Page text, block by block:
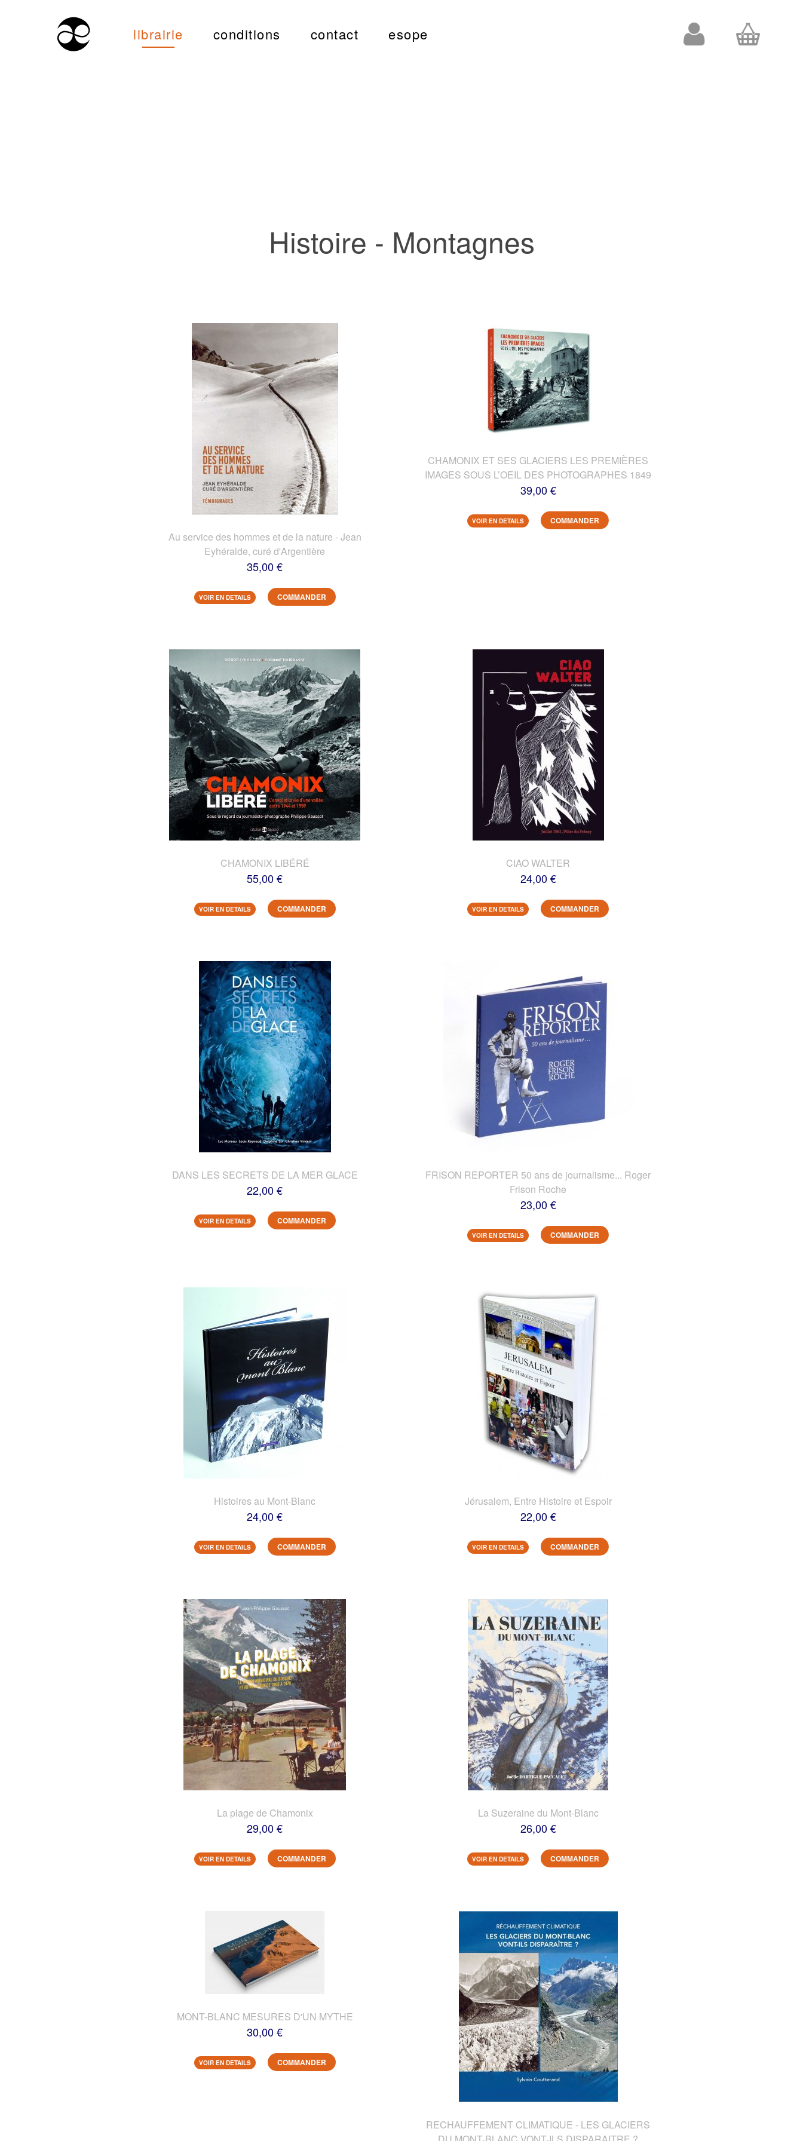
librairie conditions contact esope
Histoire - Montagnes
Au service des hommes et de la nature - Jean
Eyhéralde, curé d'Argentière
35,00 €
VOIR EN DETAILS COMMANDER
CHAMONIX ET SES GLACIERS LES PREMIÈRES
IMAGES SOUS L’OEIL DES PHOTOGRAPHES 1849
39,00 €
VOIR EN DETAILS COMMANDER
CHAMONIX LIBÉRÉ
55,00 €
VOIR EN DETAILS COMMANDER
CIAO WALTER
24,00 €
VOIR EN DETAILS COMMANDER
DANS LES SECRETS DE LA MER GLACE
22,00 €
VOIR EN DETAILS COMMANDER
FRISON REPORTER 50 ans de journalisme... Roger
Frison Roche
23,00 €
VOIR EN DETAILS COMMANDER
Histoires au Mont-Blanc
24,00 €
VOIR EN DETAILS COMMANDER
Jérusalem, Entre Histoire et Espoir
22,00 €
VOIR EN DETAILS COMMANDER
La plage de Chamonix
29,00 €
VOIR EN DETAILS COMMANDER
La Suzeraine du Mont-Blanc
26,00 €
VOIR EN DETAILS COMMANDER
MONT-BLANC MESURES D'UN MYTHE
30,00 €
VOIR EN DETAILS COMMANDER
RECHAUFFEMENT CLIMATIQUE - LES GLACIERS